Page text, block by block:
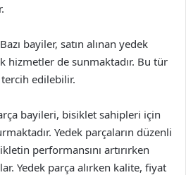
bayiler, satın alınan yedek
hizmetler de sunmaktadır. Bu tür
edilebilir.
bayileri, bisiklet sahipleri için
Yedek parçaların düzenli
performansını artırırken
Yedek parça alırken kalite, fiyat